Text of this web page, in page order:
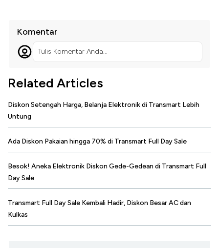
Komentar
Tulis Komentar Anda...
Related Articles
Diskon Setengah Harga, Belanja Elektronik di Transmart Lebih
Untung
Ada Diskon Pakaian hingga 70% di Transmart Full Day Sale
Besok! Aneka Elektronik Diskon Gede-Gedean di Transmart Full
Day Sale
Transmart Full Day Sale Kembali Hadir, Diskon Besar AC dan
Kulkas